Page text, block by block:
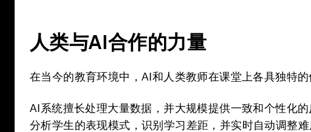
人类与AI合作的力量
在当今的教育环境中，AI和人类教师在课堂上各具独特的
AI系统擅长处理大量数据，并大规模提供一致和个性化
分析学生的表现模式，识别学习差距，并实时自动调整难